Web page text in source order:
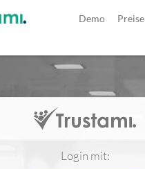
Preise
Demo
Login mit: